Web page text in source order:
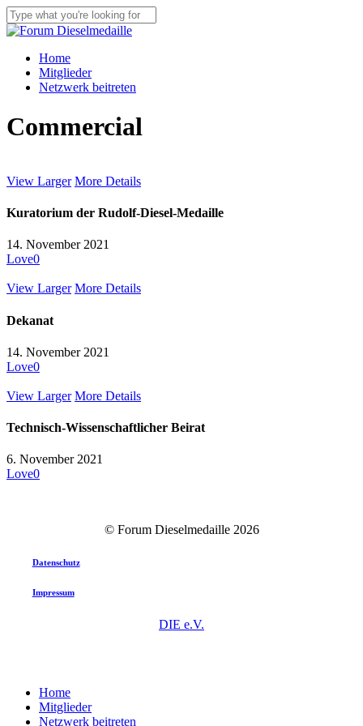
Skip
to
content
Close
Menu
Home
Mitglieder
Netzwerk beitreten
Commercial
View Larger More Details
Kuratorium der Rudolf-Diesel-Medaille
14. November 2021
Love0
View Larger More Details
Dekanat
14. November 2021
Love0
View Larger More Details
Technisch-Wissenschaftlicher Beirat
6. November 2021
Love0
© Forum Dieselmedaille 2026
Datenschutz
Impressum
DIE e.V.
Close
Menu
Home
Mitglieder
Netzwerk beitreten